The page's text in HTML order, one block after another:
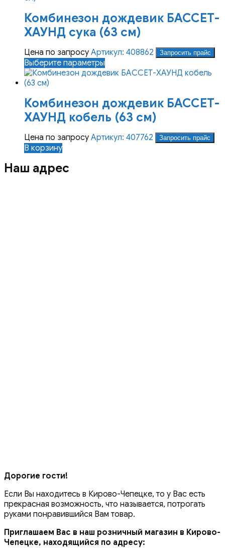
Комбинезон дождевик БАССЕТ-
ХАУНД сука (63 см)
Цена по запросу Артикул: 408862 Запросить прайс
Выберите параметры
товар
вариаций.
Опции
можно
выбрать
на
Комбинезон дождевик БАССЕТ-
ХАУНД кобель (63 см)
Цена по запросу Артикул: 407762 Запросить прайс
В корзину
Наш адрес
Дорогие гости!
Если Вы находитесь в Кирово-Чепецке, то у Вас есть
прекрасная возможность, что называется, потрогать
руками понравившийся Вам товар.
Приглашаем Вас в наш розничный магазин в Кирово-
Чепецке, находящийся по адресу: